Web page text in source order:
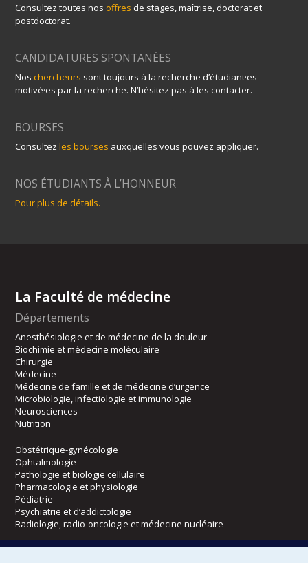
Consultez toutes nos offres de stages, maîtrise, doctorat et
postdoctorat.
CANDIDATURES SPONTANÉES
Noschercheurs sont toujours à la recherche d’étudiant·es
motivé·es par la recherche. N’hésitez pas à les contacter.
BOURSES
Consultezles bourses auxquelles vous pouvez appliquer.
NOS ÉTUDIANTS À L’HONNEUR
Pour plus de détails.
La Faculté de médecine
Départements
Anesthésiologie et de médecine de la douleur
Biochimie et médecine moléculaire
Chirurgie
Médecine
Médecine de famille et de médecine d’urgence
Microbiologie, infectiologie et immunologie
Neurosciences
Nutrition
Obstétrique-gynécologie
Ophtalmologie
Pathologie et biologie cellulaire
Pharmacologie et physiologie
Pédiatrie
Psychiatrie et d’addictologie
Radiologie, radio-oncologie et médecine nucléaire